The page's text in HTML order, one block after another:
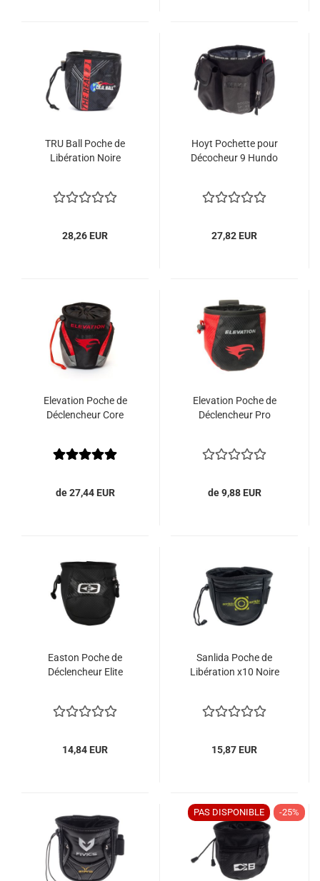
TRU Ball Poche de
Libération Noire
28,26 EUR
Hoyt Pochette pour
Décocheur 9 Hundo
27,82 EUR
Elevation Poche de
Déclencheur Core
de 27,44 EUR
Elevation Poche de
Déclencheur Pro
de 9,88 EUR
Easton Poche de
Déclencheur Elite
14,84 EUR
Sanlida Poche de
Libération x10 Noire
15,87 EUR
PAS DISPONIBLE -25%